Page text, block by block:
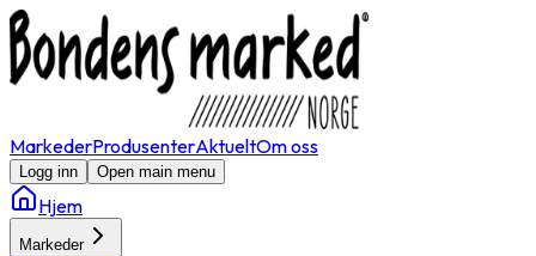
MarkederProdusenterAktueltOm oss
Logg inn Open main menu
Hjem
Markeder